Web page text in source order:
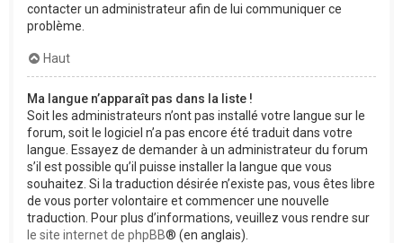
contacter un administrateur afin de lui communiquer ce
problème.
Haut
Ma langue n’apparaît pas dans la liste !
Soit les administrateurs n’ont pas installé votre langue sur le
forum, soit le logiciel n’a pas encore été traduit dans votre
langue. Essayez de demander à un administrateur du forum
s’il est possible qu’il puisse installer la langue que vous
souhaitez. Si la traduction désirée n’existe pas, vous êtes libre
de vous porter volontaire et commencer une nouvelle
traduction. Pour plus d’informations, veuillez vous rendre sur
le site internet de phpBB® (en anglais).